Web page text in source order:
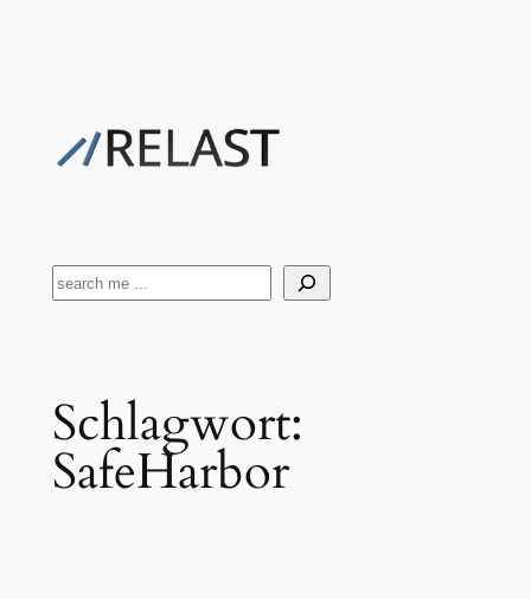
Suchen
Schlagwort:
SafeHarbor